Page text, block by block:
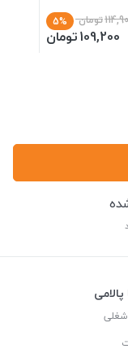
تومان 5%
109,200تومان